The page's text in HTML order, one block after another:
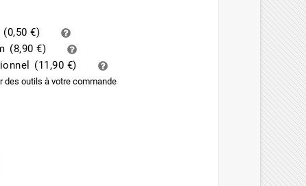
(0,50 €)
(8,90 €)
(11,90 €)
des outils à votre commande